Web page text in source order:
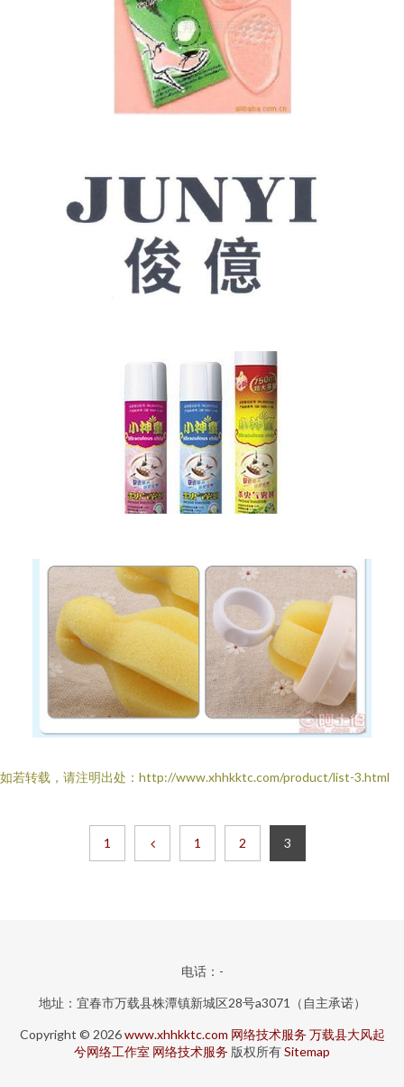
如若转载，请注明出处：http://www.xhhkktc.com/product/list-3.html
1 1 2 3
电话：-
地址：宜春市万载县株潭镇新城区28号a3071（自主承诺）
Copyright © 2026www.xhhkktc.com 网络技术服务 万载县大风起
兮网络工作室 网络技术服务 版权所有Sitemap